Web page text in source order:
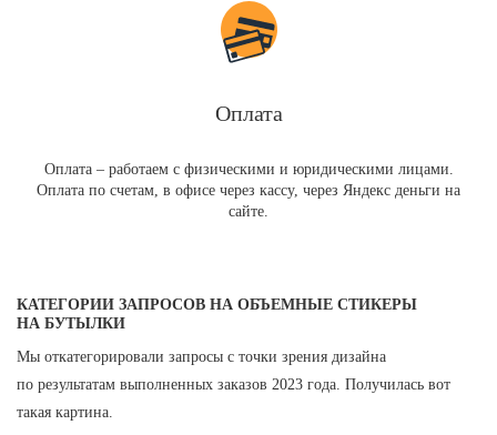
Оплата
Оплата – работаем с физическими и юридическими лицами.
Оплата по счетам, в офисе через кассу, через Яндекс деньги на
сайте.
КАТЕГОРИИ ЗАПРОСОВ НА ОБЪЕМНЫЕ СТИКЕРЫ
НА БУТЫЛКИ
Мы откатегорировали запросы с точки зрения дизайна
по результатам выполненных заказов 2023 года. Получилась вот
такая картина.